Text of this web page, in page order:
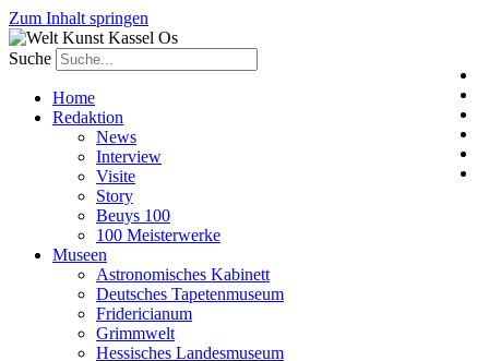
Zum Inhalt springen
Suche
Home
Redaktion
News
Interview
Visite
Story
Beuys 100
100 Meisterwerke
Museen
Astronomisches Kabinett
Deutsches Tapetenmuseum
Fridericianum
Grimmwelt
Hessisches Landesmuseum